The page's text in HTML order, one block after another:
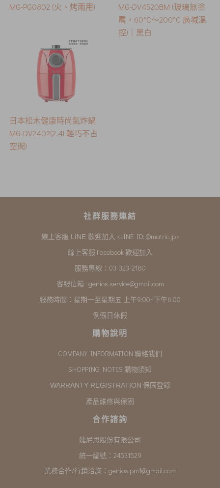
MG-PG0802 (火、烤兩用)
MG-DV4520BM (玻璃無塗
層，60°C〜200°C 廣堿溫
控)｜黑白
日本松木健康時尚氣炸鍋
MG-DV2402(2.4L輕巧不占
空間)
社群服務連結
線上客服 LINE 歡迎加入 <LINE ID: @matric.jp>
線上客服 Facebook 歡迎加入
服務專線：03-323-2180
客服信箱 : genios.service@gmail.com
服務時間：星期一至星期五 上午9:00~下午6:00
例假日休假
購物說明
COMPANY INFORMATION 聯絡我們
SHOPPING NOTES 購物須知
WARRANTY REGISTRATION 保固登錄
產品維修與保固
合作諮詢
婕尼思股份有限公司
統一編號：24531529
業務合作/行銷洽詢： genios.pm1@gmail.com